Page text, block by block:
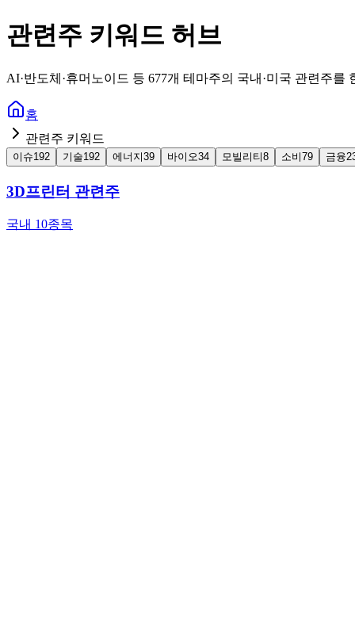
관련주 키워드 허브
AI·반도체·휴머노이드 등 677개 테마주의 국내·미국 관련주
홈
관련주 키워드
이슈192 기술192 에너지39 바이오34 모빌리티8 소비79 금융
3D프린터 관련주
국내 10종목